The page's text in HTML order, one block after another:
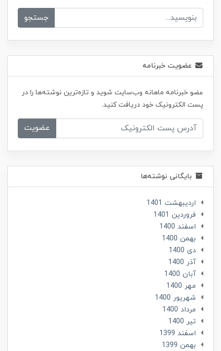
جستجو
عضویت خبرنامه
عضو خبرنامه ماهانه وب‌سایت شوید و تازه‌ترین نوشته‌ها را در
پست الکترونیک خود دریافت کنید.
عضویت
بایگانی نوشته‌ها
ارديبهشت 1401
فروردین 1401
اسفند 1400
بهمن 1400
دی 1400
آذر 1400
آبان 1400
مهر 1400
شهریور 1400
مرداد 1400
تير 1400
اسفند 1399
بهمن 1399